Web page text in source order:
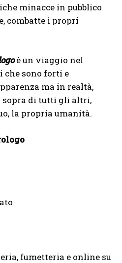
minacce in pubblico
combatte i propri
è un viaggio nel
che sono forti e
ma in realtà,
sopra di tutti gli altri,
la propria umanità.
fumetteria e online su